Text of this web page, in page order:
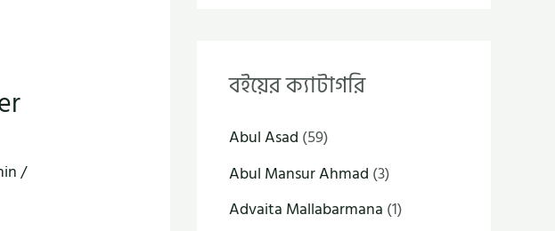
/
বইয়ের ক্যাটাগরি
Abul Asad (59)
Abul Mansur Ahmad (3)
Advaita Mallabarmana (1)